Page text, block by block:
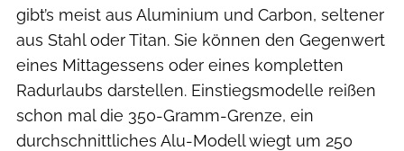
gibt’s meist aus Aluminium und Carbon, seltener
aus Stahl oder Titan. Sie können den Gegenwert
eines Mittagessens oder eines kompletten
Radurlaubs darstellen. Einstiegsmodelle reißen
schon mal die 350-Gramm-Grenze, ein
durchschnittliches Alu-Modell wiegt um 250